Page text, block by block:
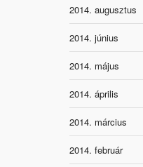
2014. augusztus
2014. június
2014. május
2014. április
2014. március
2014. február